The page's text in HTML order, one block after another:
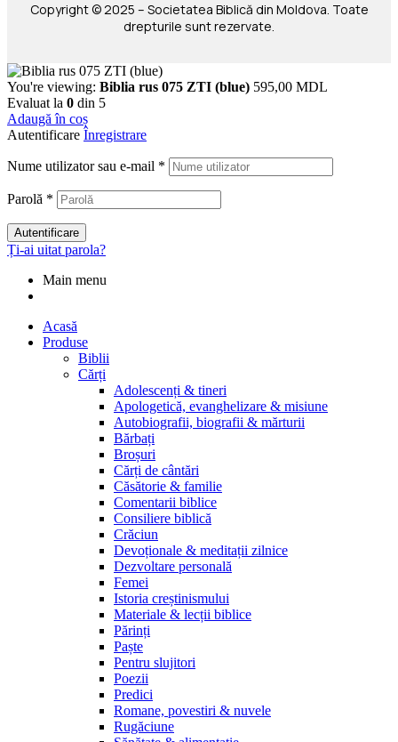
Copyright © 2025 – Societatea Biblică din Moldova. Toate
drepturile sunt rezervate.
You're viewing: Biblia rus 075 ZTI (blue) 595,00 MDL
Evaluat la 0 din 5
Adaugă în coș
Autentificare Înregistrare
Nume utilizator sau e-mail *
Parolă *
Autentificare
Ți-ai uitat parola?
Main menu
Acasă
Produse
Biblii
Cărți
Adolescenți & tineri
Apologetică, evanghelizare & misiune
Autobiografii, biografii & mărturii
Bărbați
Broșuri
Cărți de cântări
Căsătorie & familie
Comentarii biblice
Consiliere biblică
Crăciun
Devoționale & meditații zilnice
Dezvoltare personală
Femei
Istoria creștinismului
Materiale & lecții biblice
Părinți
Paște
Pentru slujitori
Poezii
Predici
Romane, povestiri & nuvele
Rugăciune